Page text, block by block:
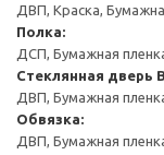
ДВП, Краска,
Полка:
ДСП, Бумажная
Стеклянная дверь
ДВП, Бумажная
Обвязка:
ДВП, Бумажная